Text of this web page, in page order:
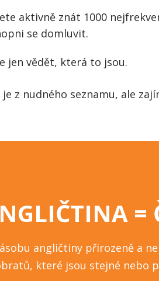
aktivně znát 1000
se domluvit.
jen vědět, která to jsou.
z nudného seznamu, ale
=
angličtiny přirozeně a
které jsou stejné nebo